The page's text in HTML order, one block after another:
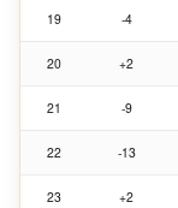
19 -4
20 +2
21 -9
22 -13
23 +2